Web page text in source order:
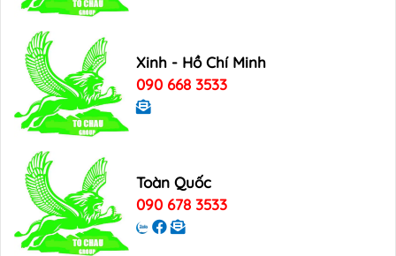
Xinh - Hồ Chí Minh
090 668 3533
Toàn Quốc
090 678 3533